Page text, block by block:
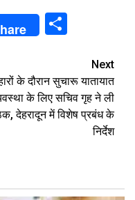
Next
के दौरान सुचारू यातायात
के लिए सचिव गृह ने ली
देहरादून में विशेष प्रबंध के
निर्देश